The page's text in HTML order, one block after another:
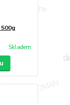
Skladem